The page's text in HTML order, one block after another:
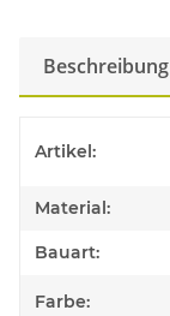
Beschreibung
Artikel:
Material:
Bauart:
Farbe: